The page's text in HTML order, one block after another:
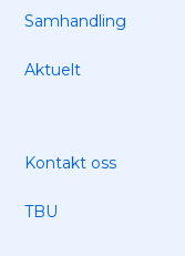
Samhandling
Aktuelt
Kontakt oss
TBU